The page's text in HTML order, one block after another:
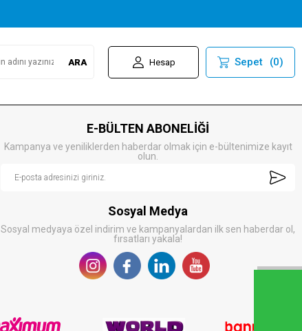
ARA Hesap Sepet (0)
E-BÜLTEN ABONELİĞİ
Kampanya ve yeniliklerden haberdar olmak için e-bültenimize kayıt
olun.
Sosyal Medya
Sosyal medyaya özel indirim ve kampanyalardan ilk sen haberdar ol,
fırsatları yakala!